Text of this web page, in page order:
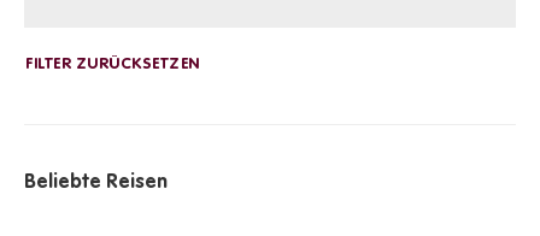
Beliebte Reisen